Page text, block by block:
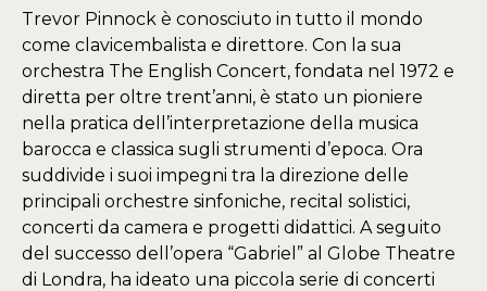
Trevor Pinnock è conosciuto in tutto il mondo
come clavicembalista e direttore. Con la sua
orchestra The English Concert, fondata nel 1972 e
diretta per oltre trent’anni, è stato un pioniere
nella pratica dell’interpretazione della musica
barocca e classica sugli strumenti d’epoca. Ora
suddivide i suoi impegni tra la direzione delle
principali orchestre sinfoniche, recital solistici,
concerti da camera e progetti didattici. A seguito
del successo dell’opera “Gabriel” al Globe Theatre
di Londra, ha ideato una piccola serie di concerti